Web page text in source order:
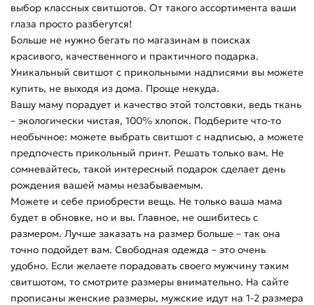
выбор классных свитшотов. От такого ассортимента ваши
глаза просто разбегутся!
Больше не нужно бегать по магазинам в поисках
красивого, качественного и практичного подарка.
Уникальный свитшот с прикольными надписями вы можете
купить, не выходя из дома. Проще некуда.
Вашу маму порадует и качество этой толстовки, ведь ткань
– экологически чистая, 100% хлопок. Подберите что-то
необычное: можете выбрать свитшот с надписью, а можете
предпочесть прикольный принт. Решать только вам. Не
сомневайтесь, такой интересный подарок сделает день
рождения вашей мамы незабываемым.
Можете и себе приобрести вещь. Не только ваша мама
будет в обновке, но и вы. Главное, не ошибитесь с
размером. Лучше заказать на размер больше – так она
точно подойдет вам. Свободная одежда – это очень
удобно. Если желаете порадовать своего мужчину таким
свитшотом, то смотрите размеры внимательно. На сайте
прописаны женские размеры, мужские идут на 1-2 размера